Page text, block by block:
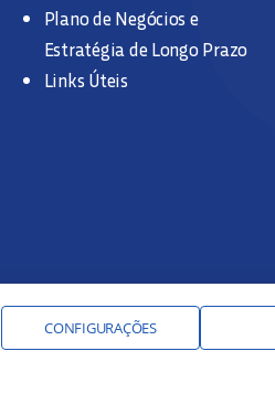
Plano de Negócios e
Estratégia de Longo Prazo
Links Úteis
CONFIGURAÇÕES